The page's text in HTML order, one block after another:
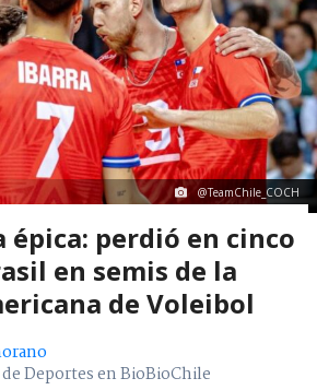
@TeamChile_COCH
épica: perdió en cinco
en semis de la
de Voleibol
Deportes en BioBioChile